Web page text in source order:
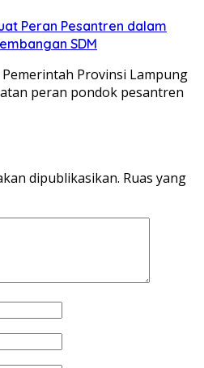
Peran Pesantren dalam
SDM
Provinsi Lampung
peran pondok pesantren
dipublikasikan. Ruas yang